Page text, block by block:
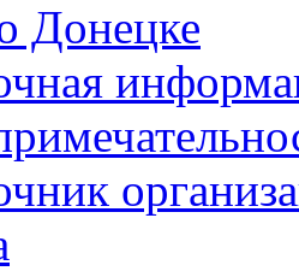
Донецке